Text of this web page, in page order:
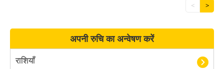
< >
अपनी रुचि का अन्वेषण करें
राशियाँ